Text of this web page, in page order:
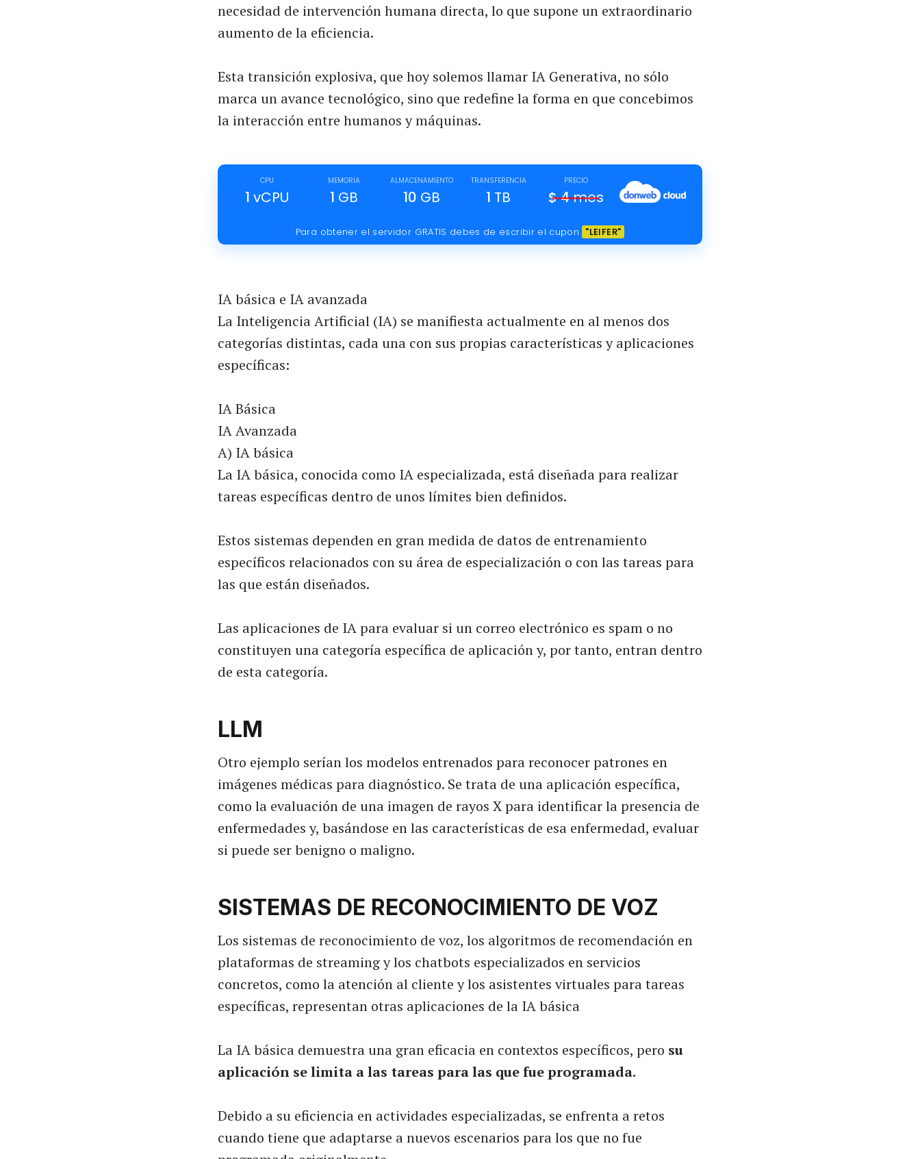
necesidad de intervención humana directa, lo que supone un extraordinario
aumento de la eficiencia.
Esta transición explosiva, que hoy solemos llamar IA Generativa, no sólo
marca un avance tecnológico, sino que redefine la forma en que concebimos
la interacción entre humanos y máquinas.
CPU
1 vCPU
MEMORIA
1 GB
ALMACENAMIENTO
10 GB
TRANSFERENCIA
1 TB
PRECIO
$4mes
Para obtener el servidor GRATIS debes de escribir el cupon "LEIFER"
IA básica e IA avanzada
La Inteligencia Artificial (IA) se manifiesta actualmente en al menos dos
categorías distintas, cada una con sus propias características y aplicaciones
específicas:
IA Básica
IA Avanzada
A) IA básica
La IA básica, conocida como IA especializada, está diseñada para realizar
tareas específicas dentro de unos límites bien definidos.
Estos sistemas dependen en gran medida de datos de entrenamiento
específicos relacionados con su área de especialización o con las tareas para
las que están diseñados.
Las aplicaciones de IA para evaluar si un correo electrónico es spam o no
constituyen una categoría específica de aplicación y, por tanto, entran dentro
de esta categoría.
LLM
Otro ejemplo serían los modelos entrenados para reconocer patrones en
imágenes médicas para diagnóstico. Se trata de una aplicación específica,
como la evaluación de una imagen de rayos X para identificar la presencia de
enfermedades y, basándose en las características de esa enfermedad, evaluar
si puede ser benigno o maligno.
SISTEMAS DE RECONOCIMIENTO DE VOZ
Los sistemas de reconocimiento de voz, los algoritmos de recomendación en
plataformas de streaming y los chatbots especializados en servicios
concretos, como la atención al cliente y los asistentes virtuales para tareas
específicas, representan otras aplicaciones de la IA básica
La IA básica demuestra una gran eficacia en contextos específicos, pero su
aplicación se limita a las tareas para las que fue programada.
Debido a su eficiencia en actividades especializadas, se enfrenta a retos
cuando tiene que adaptarse a nuevos escenarios para los que no fue